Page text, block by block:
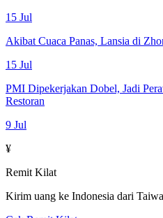
15 Jul
Akibat Cuaca Panas, Lansia di
15 Jul
PMI Dipekerjakan Dobel, Jadi
Restoran
9 Jul
¥
Remit Kilat
Kirim uang ke Indonesia dari